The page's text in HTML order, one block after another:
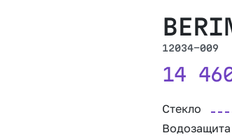
12034-009
14
Стекло
Водозащита